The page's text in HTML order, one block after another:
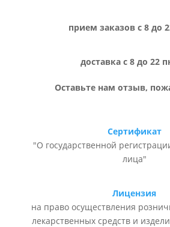
прием заказов с 8 до
доставка с 8 до 22
Оставьте нам отзыв,
Сертификат
"О государственной
лица"
Лицензия
на право осуществления
лекарственных средств и